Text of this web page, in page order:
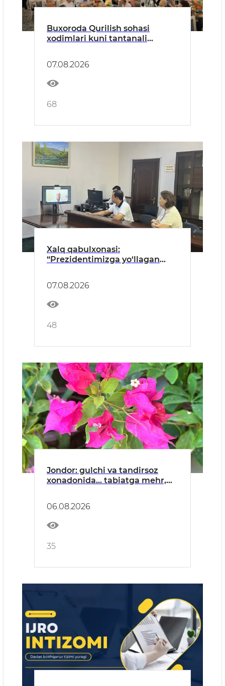
Buxoroda Qurilish sohasi
xodimlari kuni tantanali
07.08.2026
68
Xalq qabulxonasi:
“Prezidentimizga yo‘llagan
07.08.2026
48
Jondor: gulchi va tandirsoz
xonadonida... tabiatga mehr,
06.08.2026
35